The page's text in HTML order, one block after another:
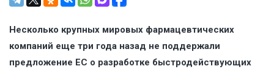
Несколько крупных мировых фармацевтических
компаний еще три года назад не поддержали
предложение ЕС о разработке быстродействующих